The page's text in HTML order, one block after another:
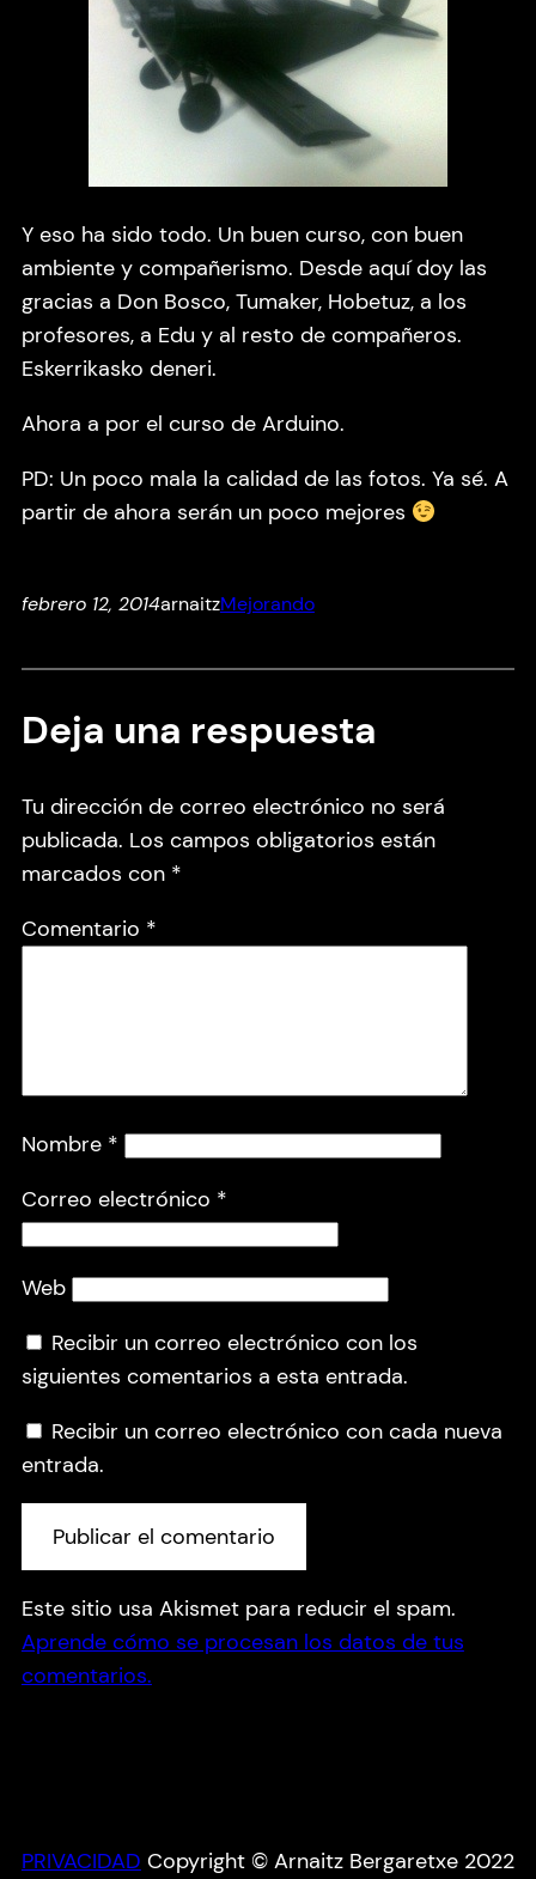
Y eso ha sido todo. Un buen curso, con buen
ambiente y compañerismo. Desde aquí doy las
gracias a Don Bosco, Tumaker, Hobetuz, a los
profesores, a Edu y al resto de compañeros.
Eskerrikasko deneri.
Ahora a por el curso de Arduino.
PD: Un poco mala la calidad de las fotos. Ya sé. A
partir de ahora serán un poco mejores
febrero 12, 2014arnaitzMejorando
Deja una respuesta
Tu dirección de correo electrónico no será
publicada. Los campos obligatorios están
marcados con *
Comentario *
Nombre *
Correo electrónico *
Web
Recibir un correo electrónico con los
siguientes comentarios a esta entrada.
Recibir un correo electrónico con cada nueva
entrada.
Este sitio usa Akismet para reducir el spam.
Aprende cómo se procesan los datos de tus
comentarios.
PRIVACIDAD Copyright © Arnaitz Bergaretxe 2022